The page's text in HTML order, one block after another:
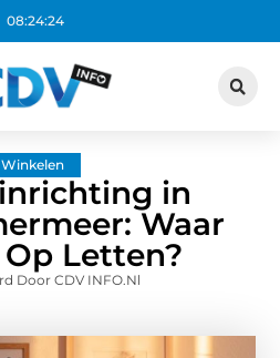
08:24:26
Winkelen
in
Waar
Letten?
Door CDV INFO.nl